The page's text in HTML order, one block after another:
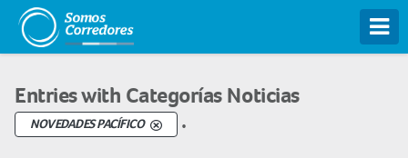
Entries with Categorías Noticias
NOVEDADES PACÍFICO .